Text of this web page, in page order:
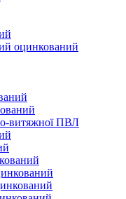
оцинкований
витяжної ПВЛ